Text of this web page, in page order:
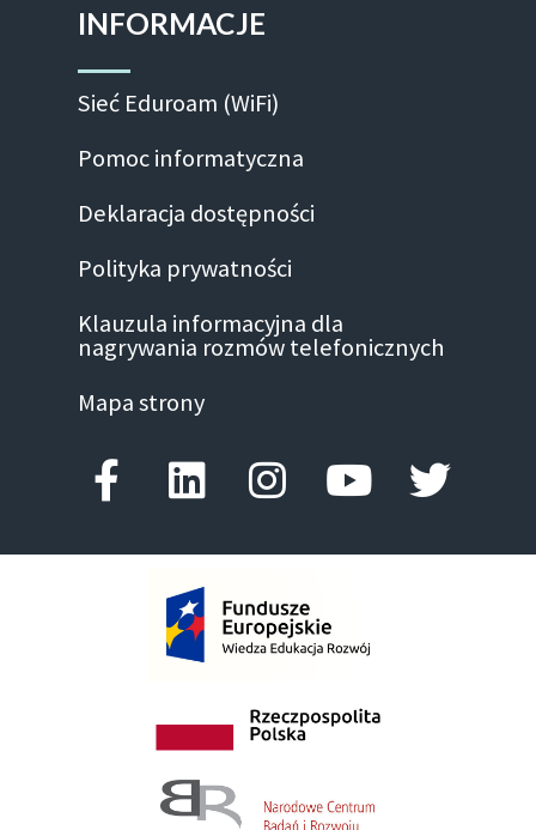
INFORMACJE
Sieć Eduroam (WiFi)
Pomoc informatyczna
Deklaracja dostępności
Polityka prywatności
Klauzula informacyjna dla
nagrywania rozmów telefonicznych
Mapa strony
Facebook-f
LinkedinInstagram
Youtube